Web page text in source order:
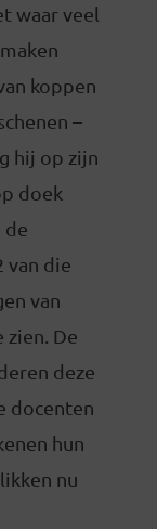
waar veel
koppen
–
hij op zijn
doek
de
van die
van
zien. De
deze
docenten
hun
nu